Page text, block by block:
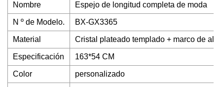
Nombre
Espejo de longitud completa de moda
N º de Modelo. BX-GX3365
Material Cristal plateado templado + marco de
Especificación 163*54 CM
Color personalizado